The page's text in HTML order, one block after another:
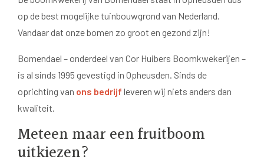
op de best mogelijke tuinbouwgrond van Nederland.
Vandaar dat onze bomen zo groot en gezond zijn!
Bomendael – onderdeel van Cor Huibers Boomkwekerijen –
is al sinds 1995 gevestigd in Opheusden. Sinds de
oprichting van ons bedrijf leveren wij niets anders dan
kwaliteit.
Meteen maar een fruitboom
uitkiezen?